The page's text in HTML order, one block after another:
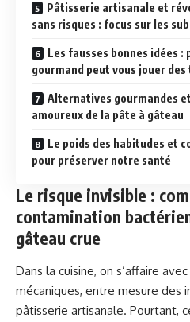
Pâtisserie artisanale et
sans risques : focus sur les
Les fausses bonnes idées
gourmand peut vous jouer des
Alternatives gourmandes
amoureux de la pâte à gâteau
Le poids des habitudes et
pour préserver notre santé
Le risque invisible :
contamination
gâteau crue
Dans la cuisine, on s’affaire
mécaniques, entre mesure des
pâtisserie artisanale. Pourtant,